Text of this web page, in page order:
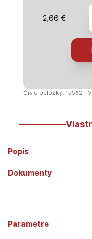
2,66 €
Číslo položky: 15562 |
Popis
Dokumenty
Parametre